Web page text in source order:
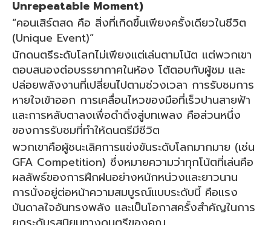
Unrepeatable Moment)
“คอนเสิร์ตสด คือ สิ่งที่เกิดขึ้นเพียงครั้งเดียวในชีวิต
(Unique Event)”
นักดนตรีระดับโลกไม่เพียงแต่เล่นตามโน้ต แต่พวกเขา
ตอบสนองต่อบรรยากาศในห้อง โต้ตอบกับผู้ชม และ
ปล่อยพลังงานที่เปลี่ยนไปตามช่วงเวลา การรับชมการ
หายใจเข้าออก การเคลื่อนไหวของมือที่เร็วปานสายฟ้า
และการหลับตาลงเพื่อดำดิ่งสู่บทเพลง คือส่วนหนึ่ง
ของการรับชมที่ทำให้ดนตรีมีชีวิต
พวกเขาคือผู้ชนะเลิศการแข่งขันระดับโลกมากมาย (เช่น
GFA Competition) ซึ่งหมายความว่าทุกโน้ตที่เล่นคือ
ผลลัพธ์ของการฝึกฝนอย่างหนักหน่วงและยาวนาน
การนั่งอยู่ต่อหน้าความสมบูรณ์แบบระดับนี้ คือแรง
บันดาลใจอันทรงพลัง และเป็นโอกาสครั้งสำคัญในการ